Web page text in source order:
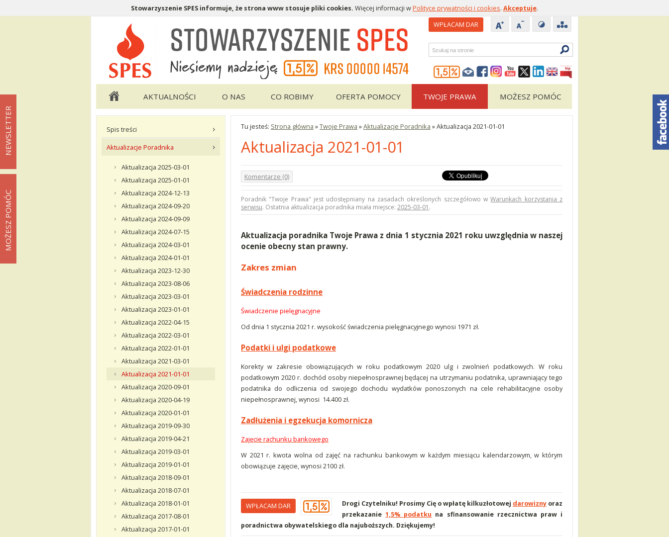
Stowarzyszenie SPES informuje, że strona www stosuje pliki cookies. Więcej informacji wPolityce prywatności i cookies. Akceptuje.
Menu pomocnicze
WPŁACAM DAR
Wyszukiwarka
Menu główne
AKTUALNOŚCI O NAS CO ROBIMY OFERTA POMOCY TWOJE PRAWA MOŻESZ POMÓC
Menu podstrony Twoje Prawa
Spis treści
Aktualizacje Poradnika
Aktualizacja 2025-03-01
Aktualizacja 2025-01-01
Aktualizacja 2024-12-13
Aktualizacja 2024-09-20
Aktualizacja 2024-09-09
Aktualizacja 2024-07-15
Aktualizacja 2024-03-01
Aktualizacja 2024-01-01
Aktualizacja 2023-12-30
Aktualizacja 2023-08-06
Aktualizacja 2023-03-01
Aktualizacja 2023-01-01
Aktualizacja 2022-04-15
Aktualizacja 2022-03-01
Aktualizacja 2022-01-01
Aktualizacja 2021-03-01
Aktualizacja 2021-01-01
Aktualizacja 2020-09-01
Aktualizacja 2020-04-19
Aktualizacja 2020-01-01
Aktualizacja 2019-09-30
Aktualizacja 2019-04-21
Aktualizacja 2019-03-01
Aktualizacja 2019-01-01
Aktualizacja 2018-09-01
Aktualizacja 2018-07-01
Aktualizacja 2018-01-01
Aktualizacja 2017-08-01
Aktualizacja 2017-01-01
Tu jesteś: Strona główna »Twoje Prawa »Aktualizacje Poradnika »Aktualizacja 2021-01-01
Aktualizacja 2021-01-01
Aktualizacja poradnika Twoje Prawa z dnia 1 stycznia 2021 roku uwzględnia w naszej
ocenie obecny stan prawny.
Zakres zmian
Świadczenia rodzinne
Świadczenie pielęgnacyjne
Od dnia 1 stycznia 2021 r. wysokość świadczenia pielęgnacyjnego wynosi 1971 zł.
Podatki i ulgi podatkowe
Korekty w zakresie obowiązujących w roku podatkowym 2020 ulg i zwolnień podatkowych. W roku
podatkowym 2020 r. dochód osoby niepełnosprawnej będącej na utrzymaniu podatnika, uprawniający tego
podatnika do odliczenia od swojego dochodu wydatków ponoszonych na cele rehabilitacyjne osoby
niepełnosprawnej, wynosi 14.400 zł.
Zadłużenia i egzekucja komornicza
Zajęcie rachunku bankowego
W 2021 r. kwota wolna od zajęć na rachunku bankowym w każdym miesiącu kalendarzowym, w którym
obowiązuje zajęcie, wynosi 2100 zł.
WPŁACAM DAR Drogi Czytelniku! Prosimy Cię o wpłatę kilkuzłotowej darowizny oraz
przekazanie1,5% podatku na sfinansowanie rzecznictwa praw i
poradnictwa obywatelskiego dla najuboższych. Dziękujemy!
Komentarze (0)
Poradnik "Twoje Prawa" jest udostępniany na zasadach określonych szczegółowo wWarunkach korzystania z
serwisu. Ostatnia aktualizacja poradnika miała miejsce: 2025-03-01 .
NEWSLETTER
MOŻESZ POMÓC